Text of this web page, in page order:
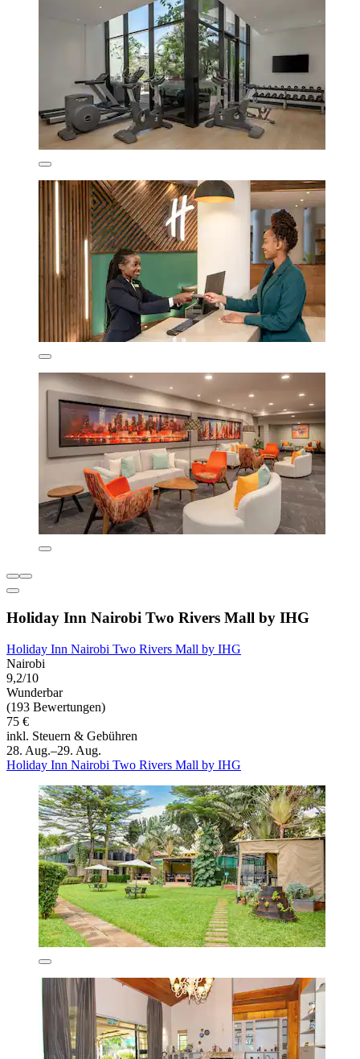
Holiday Inn Nairobi Two Rivers Mall by IHG
Holiday Inn Nairobi Two Rivers Mall by IHG
Nairobi
9,2/10
Wunderbar
(193 Bewertungen)
75 €
inkl. Steuern & Gebühren
28. Aug.–29. Aug.
Holiday Inn Nairobi Two Rivers Mall by IHG